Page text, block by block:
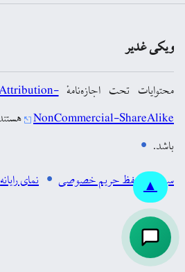
▲
ویکی غدیر
محتوایات تحت اجازه‌نامهٔ
NonCommercial-ShareAlike
باشد.
سیاست حفظ حریم خصوصی
نمای رایانه